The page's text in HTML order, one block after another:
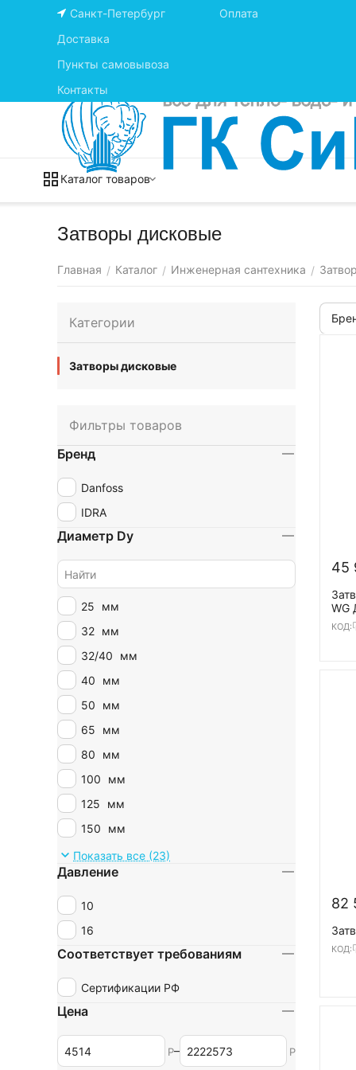
Санкт-Петербург
Оплата
Доставка
Пункты самовывоза
Контакты
Каталог товаров
Затворы дисковые
Главная / Каталог / Инженерная сантехника /
45
WG
КОД:
82
КОД:
Категории
Затворы дисковые
Фильтры товаров
Бренд
Danfoss
IDRA
Диаметр Dy
25
мм
32 мм
32/40
мм
40
мм
50
мм
65
мм
80
мм
100
мм
125
мм
150
мм
200 мм
250 мм
300
350
400 мм
700
Показать все (23)
Давление
10
16
Соответствует требованиям
Сертификации РФ
Цена
Р– Р